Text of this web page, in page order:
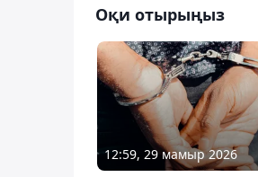
Оқи отырыңыз
12:59, 29 мамыр 2026